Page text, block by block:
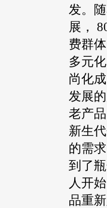
发。
展，
费群
多元
尚化
发展
老产
新生
的需
到了
人开
品重